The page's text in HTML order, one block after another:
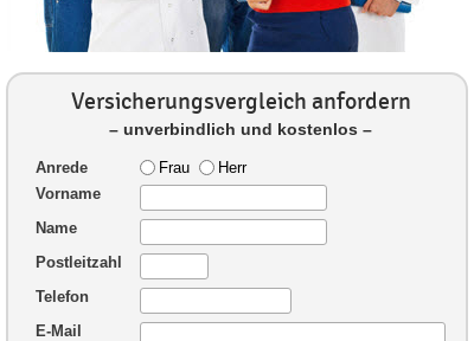
Versicherungsvergleich anfordern
– unverbindlich und kostenlos –
Anrede Frau
Herr
Vorname
Name
Postleitzahl
Telefon
E-Mail